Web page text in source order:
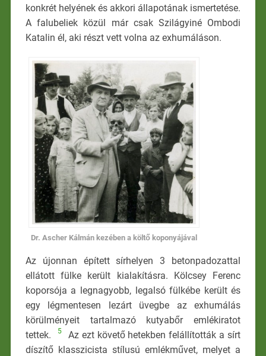
konkrét helyének és akkori állapotának ismertetése.
A falubeliek közül már csak Szilágyiné Ombodi
Katalin él, aki részt vett volna az exhumáláson.
Dr. Ascher Kálmán kezében a költő koponyájával
Az újonnan épített sírhelyen 3 betonpadozat­tal
ellátott fülke került kialakításra. Kölcsey Ferenc
kopor­sója a legnagyobb, legalsó fülkébe került és
egy légmentesen lezárt üvegbe az exhumálás
körülményeit tartalmazó kutyabőr emlékiratot
tettek.
5
Az ezt követő hetekben felállították a sírt
díszítő klasszicista stílusú emlékművet, melyet a